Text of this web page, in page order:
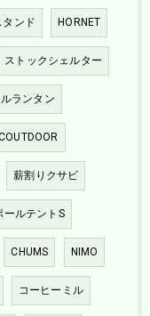
タンド HORNET
ストックシェルター
ランタン
薪割りクサビ
ールテントS
CHUMS NIMO
コーヒーミル